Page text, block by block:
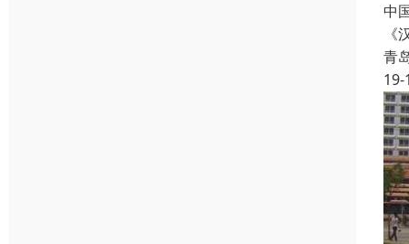
中
青
19-